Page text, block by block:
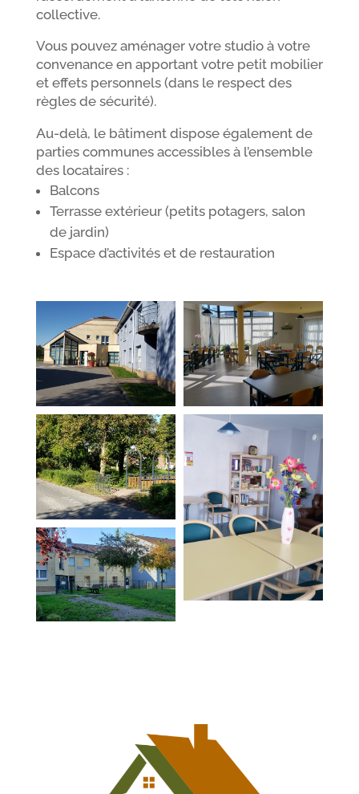
collective.
Vous pouvez aménager votre studio à votre
convenance en apportant votre petit mobilier
et effets personnels (dans le respect des
règles de sécurité).
Au-delà, le bâtiment dispose également de
parties communes accessibles à l’ensemble
des locataires :
Balcons
Terrasse extérieur (petits potagers, salon
de jardin)
Espace d’activités et de restauration